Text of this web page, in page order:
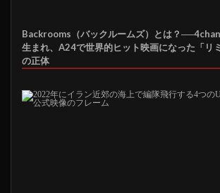
Backrooms（バックルームズ）とは？
生まれ、A24で世界的ヒット映画になった「リ
の正体